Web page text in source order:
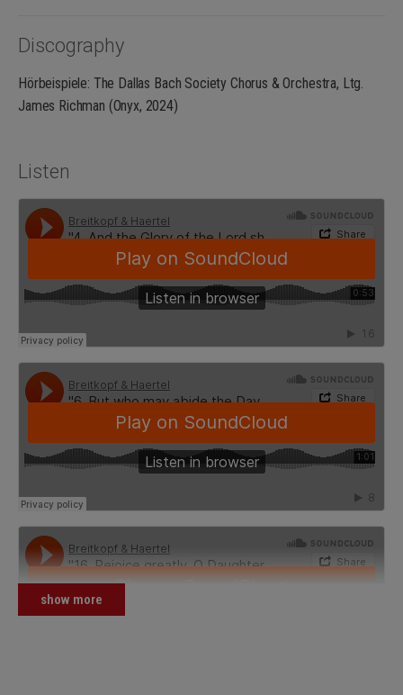
Discography
Hörbeispiele: The Dallas Bach Society Chorus & Orchestra, Ltg.
James Richman (Onyx, 2024)
Listen
show more